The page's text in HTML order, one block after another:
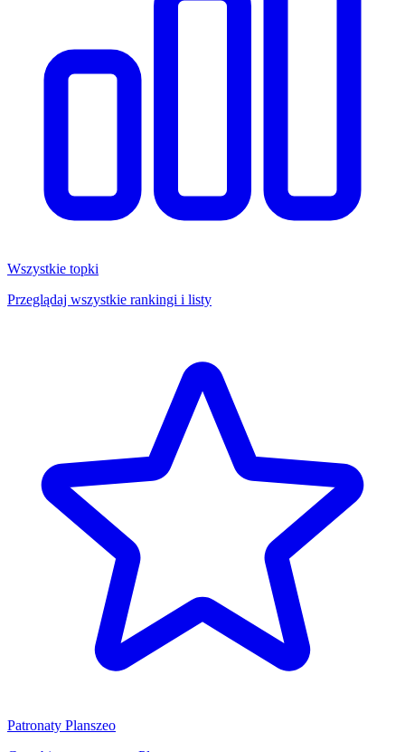
Wszystkie topki
Przeglądaj wszystkie rankingi i listy
Patronaty Planszeo